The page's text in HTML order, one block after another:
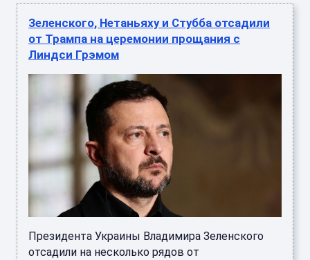
Зеленского, Нетаньяху и Стубба отсадили
от Трампа на церемонии прощания с
Линдси Грэмом
Президента Украины Владимира Зеленского
отсадили на несколько рядов от